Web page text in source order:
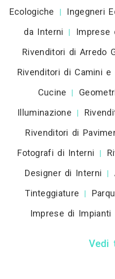
Ecologiche
| Ingegneri
da Interni
| Imprese
Rivenditori di Arredo
Rivenditori di Camini e
Cucine
|
Illuminazione
|
Rivenditori di
Fotografi di Interni |
Designer di Interni |
Tinteggiature
|
Imprese di Impianti
Vedi